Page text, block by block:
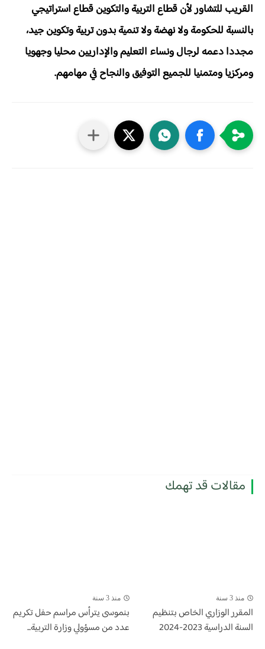
القريب للتشاور لأن قطاع التربية والتكوين قطاع استراتيجي
بالنسبة للحكومة ولا نهضة ولا تنمية بدون تربية وتكوين جيد،
مجددا دعمه لرجال ونساء التعليم والإداريين محليا وجهويا
ومركزيا ومتمنيا للجميع التوفيق والنجاح في مهامهم.
مقالات قد تهمك
منذ 3 سنة
المقرر الوزاري الخاص بتنظيم
السنة الدراسية 2023-2024
منذ 3 سنة
بنموسى يترأس مراسم حفل تكريم
عدد من مسؤولي وزارة التربية...